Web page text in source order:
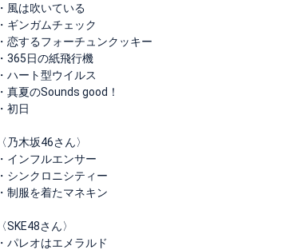
・風は吹いている
・ギンガムチェック
・恋するフォーチュンクッキー
・365日の紙飛行機
・ハート型ウイルス
・真夏のSounds good！
・初日
〈乃木坂46さん〉
・インフルエンサー
・シンクロニシティー
・制服を着たマネキン
〈SKE48さん〉
・パレオはエメラルド